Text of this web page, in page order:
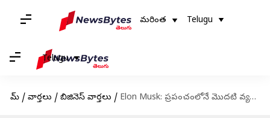
మరింత Telugu
Telugu
హోమ్ / వార్తలు / బిజినెస్ వార్తలు / Elon Musk: ప్రపంచంలోనే మొదటి వ్యక్తిగా ఎలాన్ మస్క్ చరిత్ర.. 400 బిలియన్ డాలర్ల సంపదతో అత్యంత సంపన్నుడిగా రికార్డ్